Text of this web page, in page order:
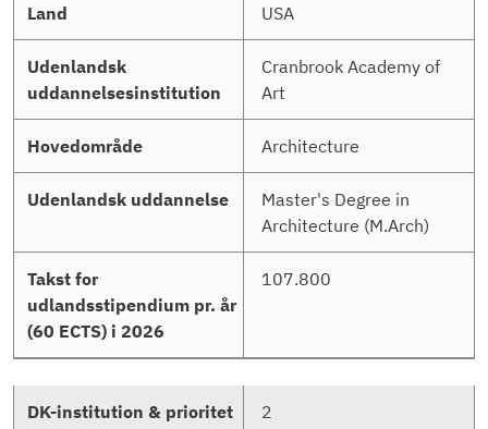
USA
Cranbrook Academy of
Art
Architecture
Master's Degree in
Architecture (M.Arch)
107.800
2